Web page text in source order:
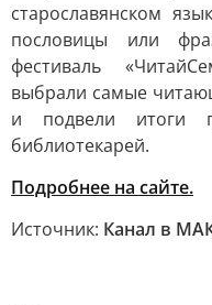
старославянском
пословицы или
фестиваль
выбрали самые
и подвели итоги
библиотекарей.
Подробнее на сайте.
Источник: Канал в